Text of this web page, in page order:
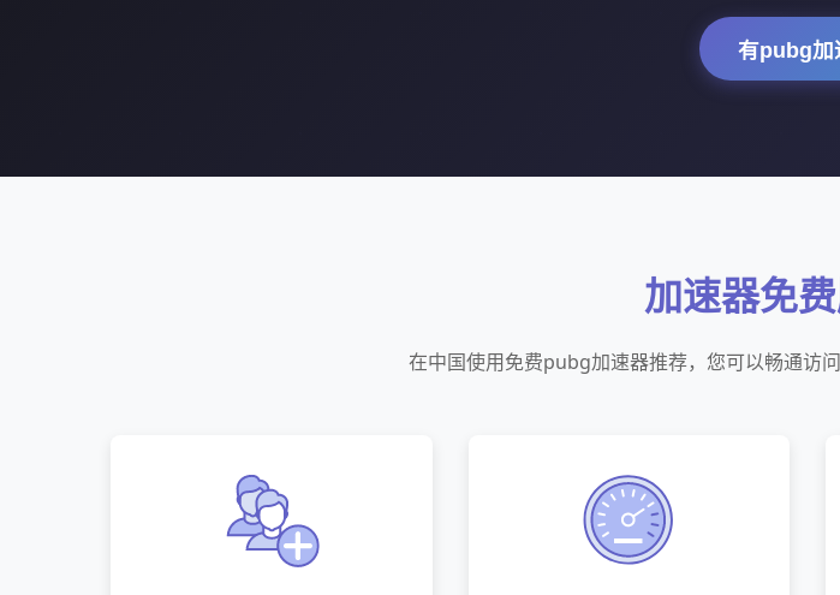
有pubg加
加速器免
在中国使用免费pubg加速器推荐，您可以畅通访